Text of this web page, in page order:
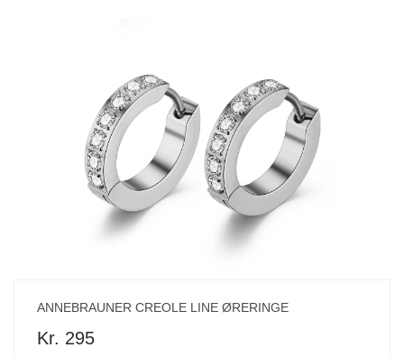
ANNEBRAUNER CREOLE LINE ØRERINGE
Kr. 295